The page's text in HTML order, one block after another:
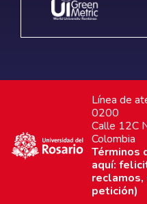
Línea de
0200
Calle 12C
Colombia
Términos
aquí:
reclamos,
petición)